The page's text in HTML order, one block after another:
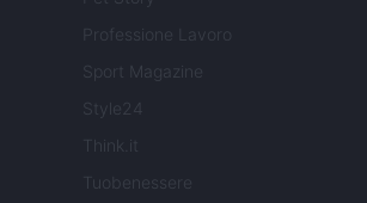
Professione Lavoro
Sport Magazine
Style24
Think.it
Tuobenessere